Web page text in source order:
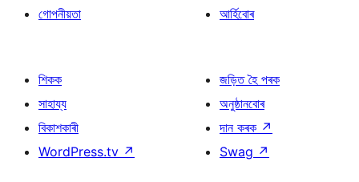
গোপনীয়তা
আৰ্হিবোৰ
শিকক
সাহায্য
বিকাশকাৰী
WordPress.tv ↗
জড়িত হৈ পৰক
অনুষ্ঠানবোৰ
দান কৰক ↗
Swag ↗